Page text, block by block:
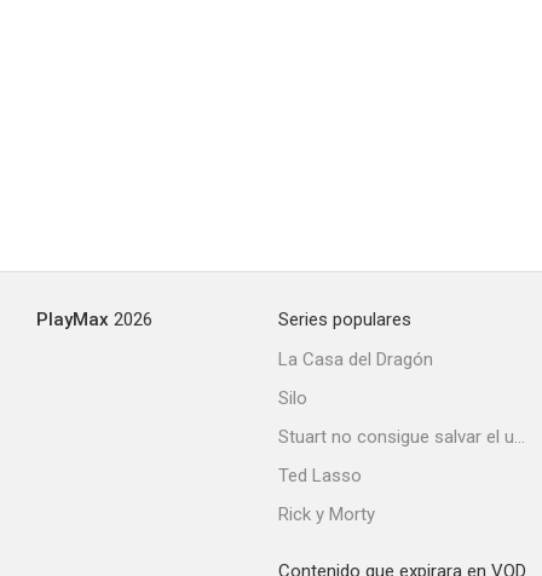
PlayMax 2026
Series populares
La Casa del Dragón
Silo
Stuart no consigue salvar el universo
Ted Lasso
Rick y Morty
Contenido que expirara en VOD